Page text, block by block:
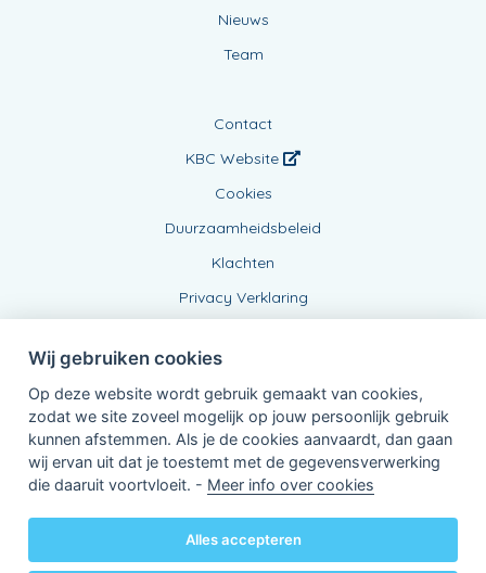
Nieuws
Team
Contact
KBC Website
Cookies
Duurzaamheidsbeleid
Klachten
Privacy Verklaring
Verbonden Agent, BE0877670351
van KBC Verzekeringen nv
3000 Leuven - Belgie
BTW BE 0403.552.563 - RPR Leuven
Wij gebruiken cookies
Op deze website wordt gebruik gemaakt van cookies,
zodat we site zoveel mogelijk op jouw persoonlijk gebruik
kunnen afstemmen. Als je de cookies aanvaardt, dan gaan
wij ervan uit dat je toestemt met de gegevensverwerking
die daaruit voortvloeit. - Meer info over cookies
Alles accepteren